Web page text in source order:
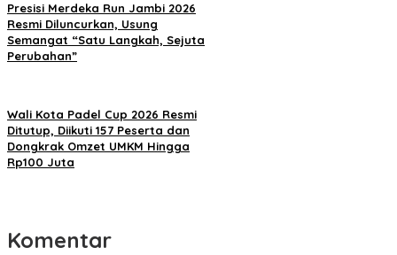
Presisi Merdeka Run Jambi 2026
Resmi Diluncurkan, Usung
Semangat “Satu Langkah, Sejuta
Perubahan”
Wali Kota Padel Cup 2026 Resmi
Ditutup, Diikuti 157 Peserta dan
Dongkrak Omzet UMKM Hingga
Rp100 Juta
Komentar